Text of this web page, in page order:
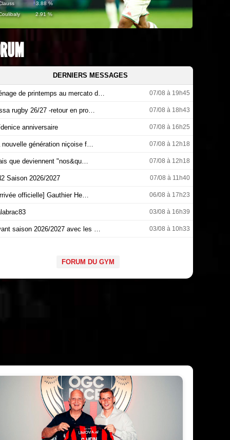
3.88 %
2.91 %
DERNIERS MESSAGES
de printemps au mercato d… 07/08 à 19h45
rugby 26/27 -retour en pro… 07/08 à 18h43
anniversaire 07/08 à 16h25
nouvelle génération niçoise f… 07/08 à 12h18
que deviennent "nos&qu… 07/08 à 12h18
Saison 2026/2027 07/08 à 11h40
officielle] Gauthier He… 06/08 à 17h23
03/08 à 16h39
saison 2026/2027 avec les … 03/08 à 10h33
FORUM DU GYM